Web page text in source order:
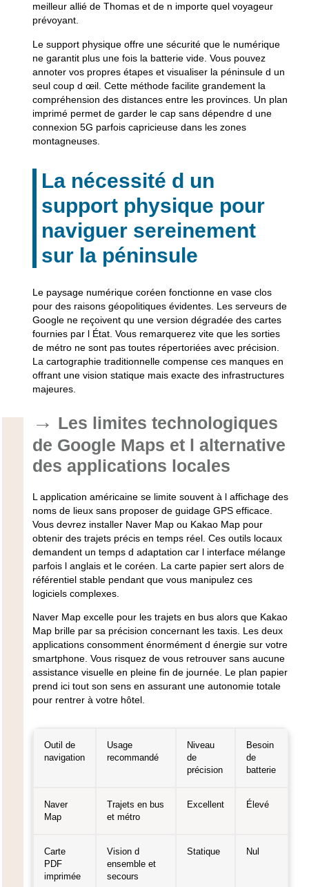
meilleur allié de Thomas et de n importe quel voyageur
prévoyant.
Le support physique offre une sécurité que le numérique
ne garantit plus une fois la batterie vide. Vous pouvez
annoter vos propres étapes et visualiser la péninsule d un
seul coup d œil. Cette méthode facilite grandement la
compréhension des distances entre les provinces. Un plan
imprimé permet de garder le cap sans dépendre d une
connexion 5G parfois capricieuse dans les zones
montagneuses.
La nécessité d un
support physique pour
naviguer sereinement
sur la péninsule
Le paysage numérique coréen fonctionne en vase clos
pour des raisons géopolitiques évidentes. Les serveurs de
Google ne reçoivent qu une version dégradée des cartes
fournies par l État. Vous remarquerez vite que les sorties
de métro ne sont pas toutes répertoriées avec précision.
La cartographie traditionnelle compense ces manques en
offrant une vision statique mais exacte des infrastructures
majeures.
Les limites technologiques
de Google Maps et l alternative
des applications locales
L application américaine se limite souvent à l affichage des
noms de lieux sans proposer de guidage GPS efficace.
Vous devrez installer Naver Map ou Kakao Map pour
obtenir des trajets précis en temps réel. Ces outils locaux
demandent un temps d adaptation car l interface mélange
parfois l anglais et le coréen. La carte papier sert alors de
référentiel stable pendant que vous manipulez ces
logiciels complexes.
Naver Map excelle pour les trajets en bus alors que Kakao
Map brille par sa précision concernant les taxis. Les deux
applications consomment énormément d énergie sur votre
smartphone. Vous risquez de vous retrouver sans aucune
assistance visuelle en pleine fin de journée. Le plan papier
prend ici tout son sens en assurant une autonomie totale
pour rentrer à votre hôtel.
Outil de
navigation
Usage
recommandé
Niveau
de
précision
Besoin
de
batterie
Naver
Map
Trajets en bus
et métro
Excellent Élevé
Carte
PDF
imprimée
Vision d
ensemble et
secours
Statique Nul